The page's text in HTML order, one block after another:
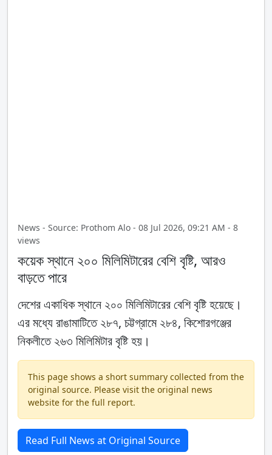
News - Source: Prothom Alo - 08 Jul 2026, 09:21 AM - 8
views
কয়েক স্থানে ২০০ মিলিমিটারের বেশি বৃষ্টি, আরও
বাড়তে পারে
দেশের একাধিক স্থানে ২০০ মিলিমিটারের বেশি বৃষ্টি হয়েছে।
এর মধ্যে রাঙামাটিতে ২৮৭, চট্টগ্রামে ২৮৪, কিশোরগঞ্জের
নিকলীতে ২৬৩ মিলিমিটার বৃষ্টি হয়।
This page shows a short summary collected from the
original source. Please visit the original news
website for the full report.
Read Full News at Original Source